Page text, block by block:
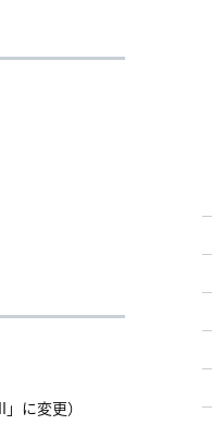
に変更）